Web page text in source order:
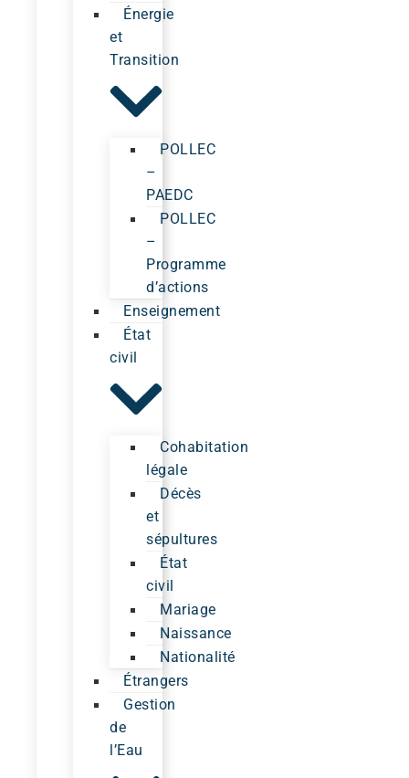
Énergie
et
Transition
POLLEC
–
PAEDC
POLLEC
–
Programme
d’actions
Enseignement
État
civil
Cohabitation
légale
Décès
et
sépultures
État
civil
Mariage
Naissance
Nationalité
Étrangers
Gestion
de
l’Eau